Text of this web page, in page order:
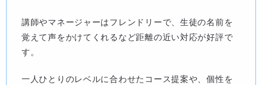
講師やマネージャーはフレンドリーで、生徒の名前を
覚えて声をかけてくれるなど距離の近い対応が好評で
す。
一人ひとりのレベルに合わせたコース提案や、個性を